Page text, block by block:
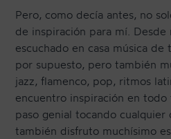
Pero, como decía antes, no
de inspiración para mí. Desde
escuchado en casa música de
por supuesto, pero también
jazz, flamenco, pop, ritmos
encuentro inspiración en
paso genial tocando cualquier
también disfruto muchísimo